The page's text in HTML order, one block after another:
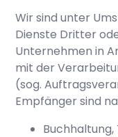
Wir sind unter
Dienste Dritter
Unternehmen in
mit der
(sog.
Empfänger sind
Buchhaltung,